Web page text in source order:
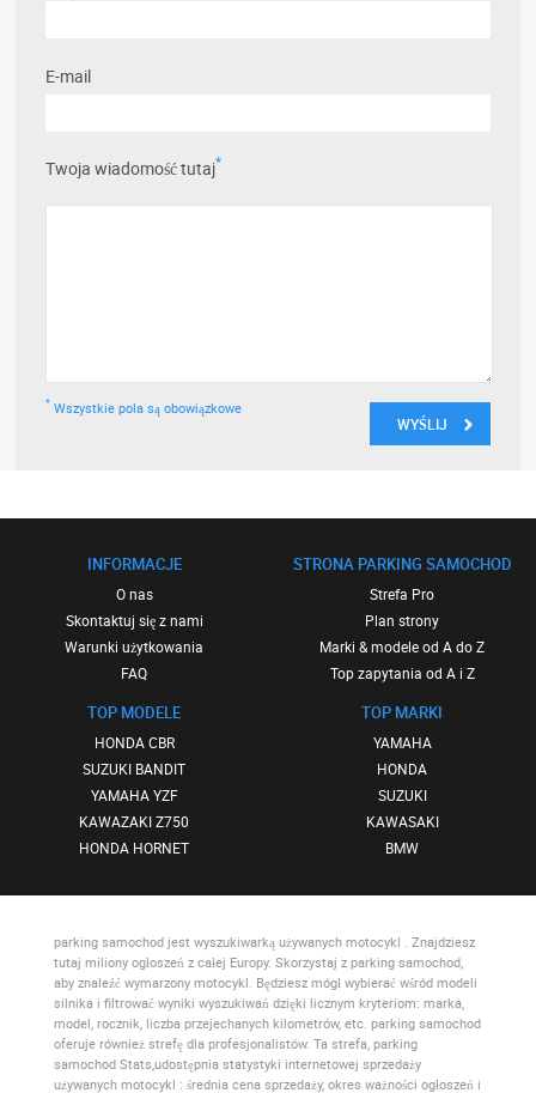
E-mail
Twoja wiadomość tutaj*
* Wszystkie pola są obowiązkowe
INFORMACJE
O nas
Skontaktuj się z nami
Warunki użytkowania
FAQ
TOP MODELE
HONDA CBR
SUZUKI BANDIT
YAMAHA YZF
KAWAZAKI Z750
HONDA HORNET
STRONA PARKING SAMOCHOD
Strefa Pro
Plan strony
Marki & modele od A do Z
Top zapytania od A i Z
TOP MARKI
YAMAHA
HONDA
SUZUKI
KAWASAKI
BMW
parking samochodjest wyszukiwarką używanych motocykl . Znajdziesz
tutaj miliony ogłoszeń z całej Europy. Skorzystaj z parking samochod,
aby znaleźć wymarzony motocykl. Będziesz mógł wybierać wśród modeli
silnika i filtrować wyniki wyszukiwań dzięki licznym kryteriom: marka,
model, rocznik, liczba przejechanych kilometrów, etc. parking samochod
oferuje również strefę dla profesjonalistów. Ta strefa, parking
samochod Stats ,udostępnia statystyki internetowej sprzedaży
używanych motocykl : średnia cena sprzedaży, okres ważności ogłoszeń i